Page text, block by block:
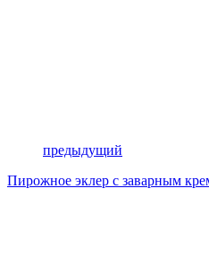
предыдущий
Пирожное эклер с заварным